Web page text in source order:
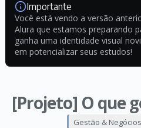
Importante
Você está vendo a versão
Alura que estamos preparando
ganha uma identidade visual
em potencializar seus estudos!
[Projeto] O que
Gestão & Negócios